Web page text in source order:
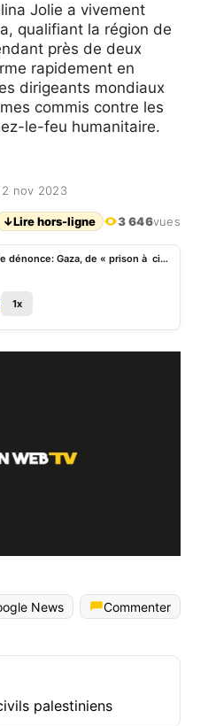
Jolie a vivement
qualifiant la région de
près de deux
rapidement en
dirigeants mondiaux
commis contre les
le-feu humanitaire.
2 nov 2023
↓Lire hors-ligne 3 646vues
Angelina Jolie dénonce: Gaza, de « prison à ciel ouvert » en « charnier »
1x
News
Commenter
palestiniens